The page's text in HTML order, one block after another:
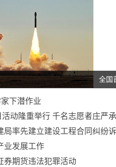
全国
下潜作业
活动隆重举行 千名志愿者庄严
率先建立建设工程合同纠纷
业发展工作
券期货违法犯罪活动